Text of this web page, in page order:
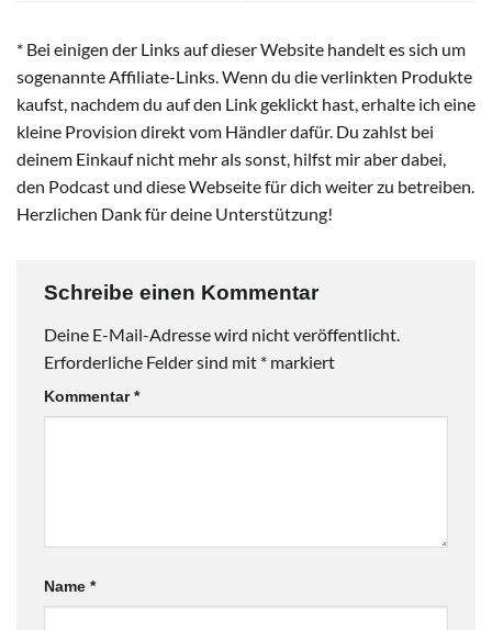
* Bei einigen der Links auf dieser Website handelt es sich um
sogenannte Affiliate-Links. Wenn du die verlinkten Produkte
kaufst, nachdem du auf den Link geklickt hast, erhalte ich eine
kleine Provision direkt vom Händler dafür. Du zahlst bei
deinem Einkauf nicht mehr als sonst, hilfst mir aber dabei,
den Podcast und diese Webseite für dich weiter zu betreiben.
Herzlichen Dank für deine Unterstützung!
Schreibe einen Kommentar
Deine E-Mail-Adresse wird nicht veröffentlicht.
Erforderliche Felder sind mit * markiert
Kommentar*
Name *